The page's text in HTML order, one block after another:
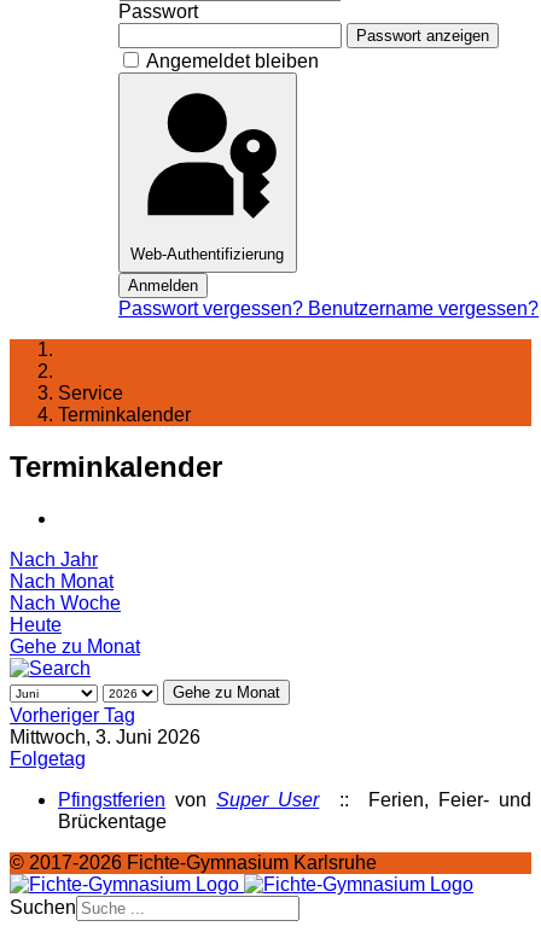
Passwort
Passwort anzeigen
Angemeldet bleiben
Web-Authentifizierung
Anmelden
Passwort vergessen? Benutzername vergessen?
Service
Terminkalender
Terminkalender
Nach Jahr
Nach Monat
Nach Woche
Heute
Gehe zu Monat
Gehe zu Monat
Vorheriger Tag
Mittwoch, 3. Juni 2026
Folgetag
Pfingstferien von Super User:: Ferien, Feier- und
Brückentage
© 2017-2026 Fichte-Gymnasium Karlsruhe
Suchen